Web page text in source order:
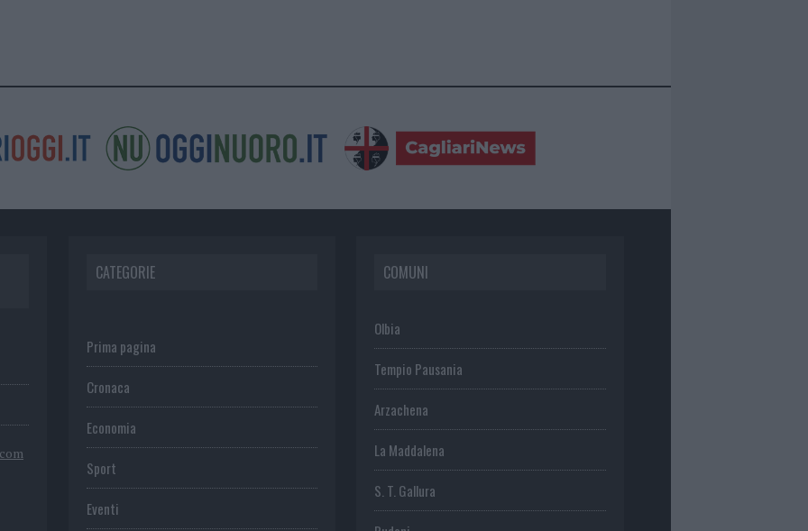
CATEGORIE
Prima pagina
Cronaca
Economia
Sport
Eventi
COMUNI
Olbia
Tempio Pausania
Arzachena
La Maddalena
S. T. Gallura